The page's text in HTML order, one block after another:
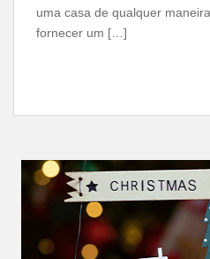
uma casa de qualquer
fornecer um […]